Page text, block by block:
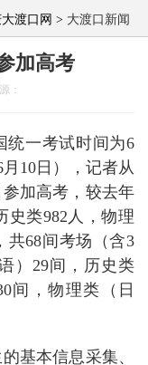
渡口网 > 大渡口新闻
加高考
源：
统一考试时间为6
10日），记者从
加高考，较去年
史类982人，物理
共68间考场（含3
）29间，历史类
间，物理类（日
基本信息采集、